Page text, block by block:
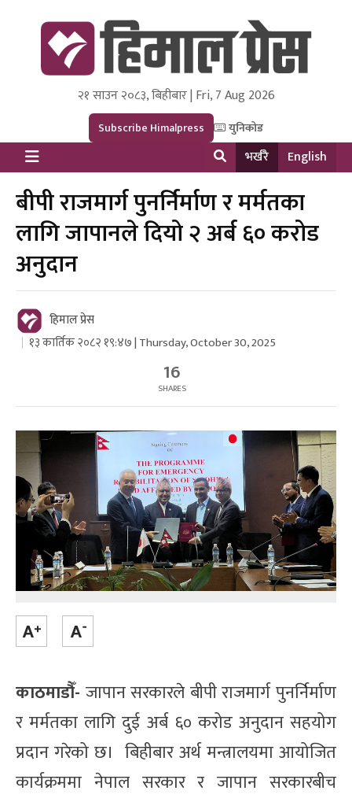
Himal Press
Dot NewsyNepal Media and Research Pvt Ltd.
२१ साउन २०८३, बिहीबार | Fri, 7 Aug 2026
Subscribe Himalpress युनिकोड
भर्खरै English
बीपी राजमार्ग पुनर्निर्माण र मर्मतका
लागि जापानले दियो २ अर्ब ६० करोड
अनुदान
हिमाल प्रेस
१३ कार्तिक २०८२ १९:४७ | Thursday, October 30, 2025
16
SHARES
काठमाडौँ- जापान सरकारले बीपी राजमार्ग पुनर्निर्माण
र मर्मतका लागि दुई अर्ब ६० करोड अनुदान सहयोग
प्रदान गरेको छ। बिहीबार अर्थ मन्त्रालयमा आयोजित
कार्यक्रममा नेपाल सरकार र जापान सरकारबीच